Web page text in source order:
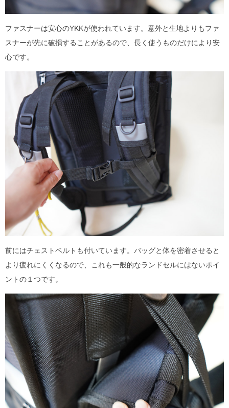
ファスナーは安心のYKKが使われています。意外と生地よりもファ
スナーが先に破損することがあるので、長く使うものだけにより安
心です。
前にはチェストベルトも付いています。バッグと体を密着させると
より疲れにくくなるので、これも一般的なランドセルにはないポイ
ントの１つです。